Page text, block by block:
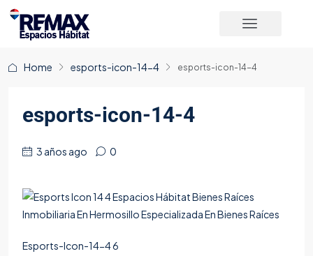
Home esports-icon-14-4 esports-icon-14-4
esports-icon-14-4
3 años ago 0
Esports-Icon-14-4 6